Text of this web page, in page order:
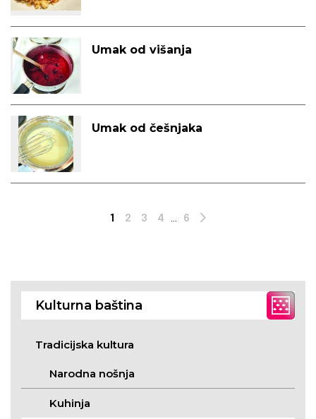
Umak od višanja
Umak od češnjaka
1 2 3 4 ... 6 Next
Kulturna baština
Tradicijska kultura
Narodna nošnja
Kuhinja